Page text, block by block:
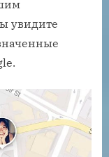
увидите